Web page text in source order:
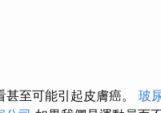
至可能引起皮膚癌。 玻